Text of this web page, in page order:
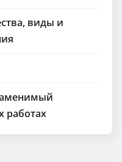
виды и
работах